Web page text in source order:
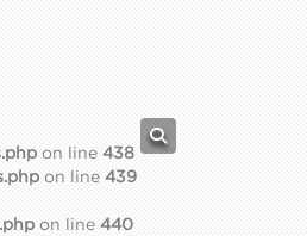
on line 438
on line 439
on line 440